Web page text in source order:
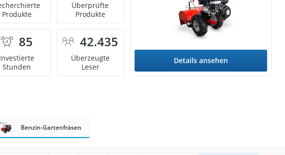
Produkte
Überprüfte
Produkte
85
Investierte
Stunden
42.435
Überzeugte
Leser
Details ansehen
Benzin-Gartenfräsen